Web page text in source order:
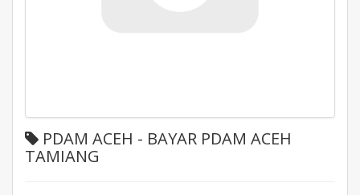
PDAM ACEH - BAYAR PDAM ACEH
TAMIANG